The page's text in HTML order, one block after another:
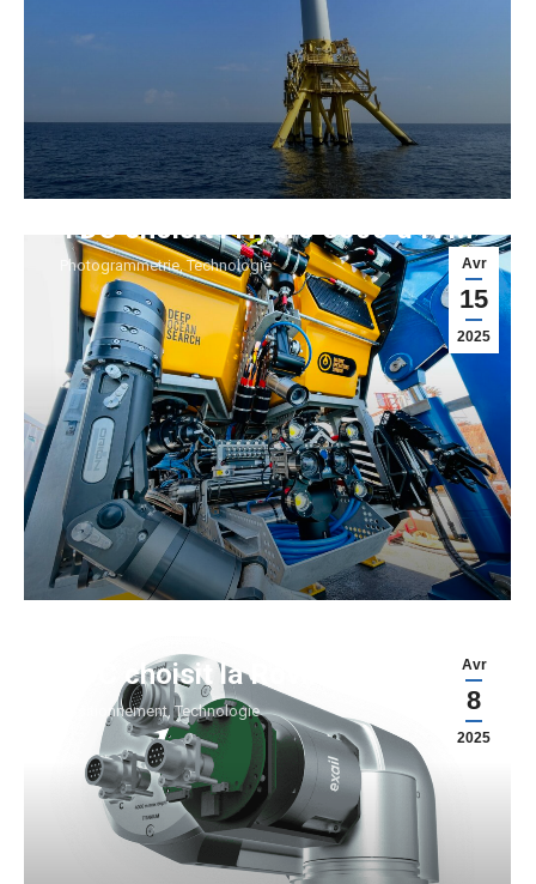
Avr
15
2025
TDC choisit l’Hydro 6000 d’IVM
Photogrammetrie,Technologie
Avr
8
2025
TDC choisit la Rovins 9 d’EXAIL
Positionnement,Technologie